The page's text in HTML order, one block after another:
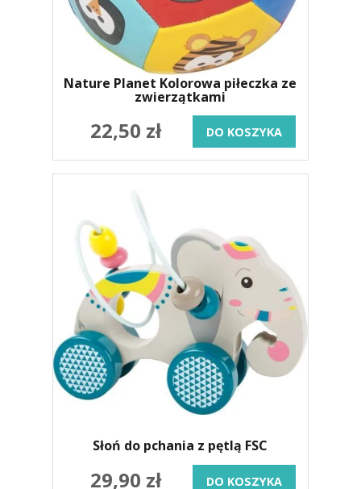
Nature Planet Kolorowa piłeczka ze
zwierzątkami
22,50 zł DO KOSZYKA
Słoń do pchania z pętlą FSC
29,90 zł DO KOSZYKA